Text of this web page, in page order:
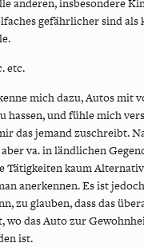
anderen, insbesondere
gefährlicher sind als
etc.
mich dazu, Autos mit
hassen, und fühle mich
das jemand zuschreibt.
va. in ländlichen
Tätigkeiten kaum
anerkennen. Es ist
zu glauben, dass das
wo das Auto zur
ist.